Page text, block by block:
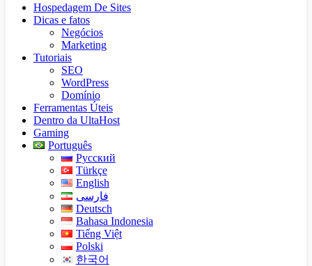
Hospedagem De Sites
Dicas e fatos
Negócios
Marketing
Tutoriais
SEO
WordPress
Domínio
Ferramentas Úteis
Dentro da UltaHost
Gaming
Português
Русский
Türkçe
English
فارسی
Deutsch
Bahasa Indonesia
Tiếng Việt
Polski
한국어